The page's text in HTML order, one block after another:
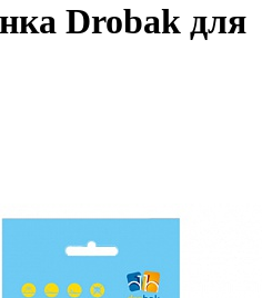
Drobak для